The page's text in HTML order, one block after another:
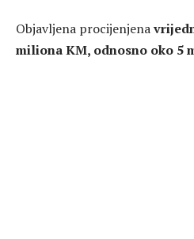
Objavljena procijenjena
miliona KM, odnosno oko 5